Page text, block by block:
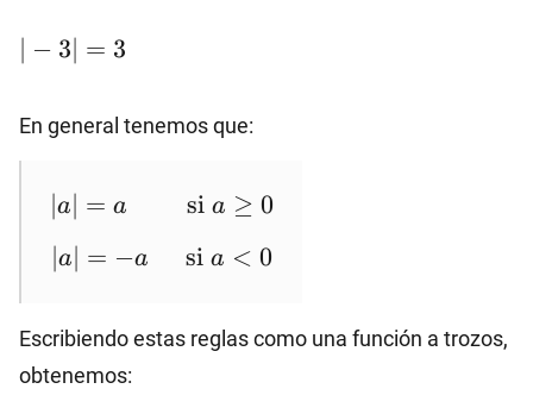
|-3|=3
− 3∣ = 3
En general tenemos que:
|a|=a
\hspace{8mm}
\text{si}~a≥0
a = a si a ≥ 0
|a|=-a
\hspace{5mm}
a = −a si a < 0
Escribiendo estas reglas como una función a trozos,
obtenemos: